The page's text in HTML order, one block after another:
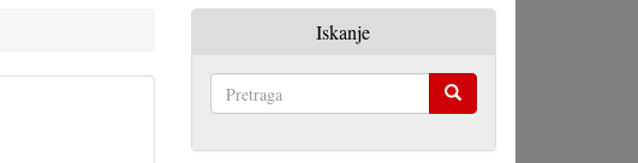
Iskanje